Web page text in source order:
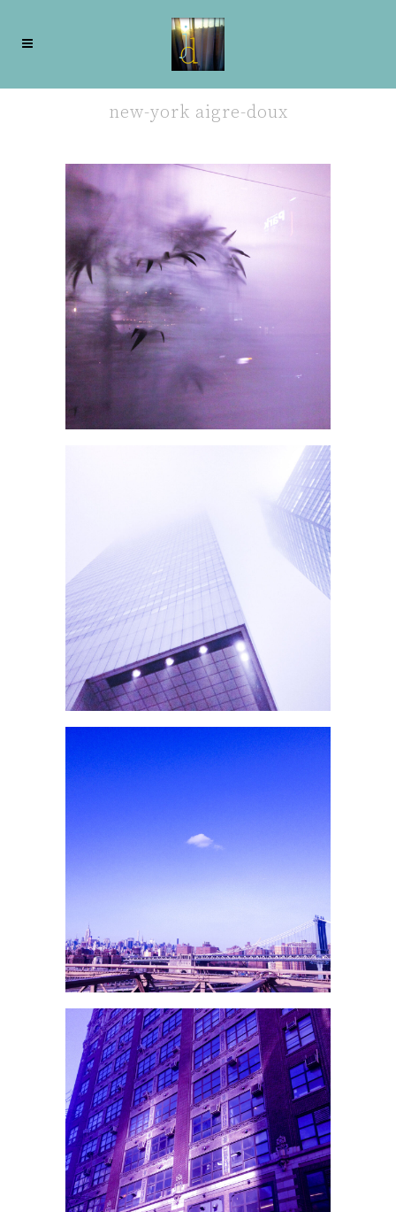
new-york aigre-doux